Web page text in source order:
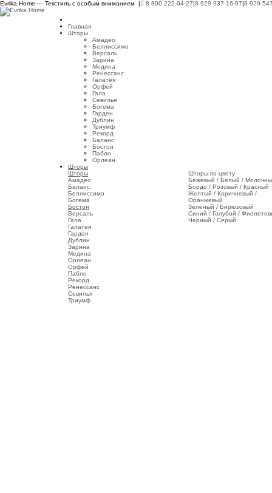
Evrika Home — Текстиль с особым вниманием | 8 800 222-04-27|8 929 937-16-97|8 929
Главная
Шторы
Амадео
Беллиссимо
Версаль
Зарина
Медина
Ренессанс
Галатея
Орфей
Гала
Севилья
Богема
Гарден
Дублин
Триумф
Рекорд
Баланс
Бостон
Пабло
Орлеан
Шторы
Шторы
Амадео
Баланс
Беллиссимо
Богема
Бостон
Версаль
Гала
Галатея
Гарден
Дублин
Зарина
Медина
Орлеан
Орфей
Пабло
Рекорд
Ренессанс
Севилья
Триумф
Шторы по цвету
Бежевый / Белый /
Бордо / Розовый / Красный
Желтый / Коричневый /
Оранжевый
Зелёный / Бирюзовый
Синий / Голубой /
Черный / Серый